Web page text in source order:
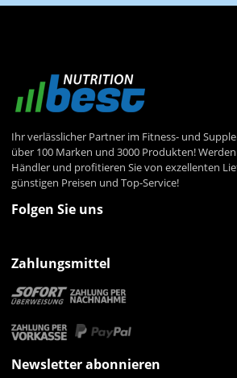
Ihr verlässlicher Partner im Fitness- und
über 100 Marken und 3000 Produkten!
Händler und profitieren Sie von exzellenten
günstigen Preisen und Top-Service!
Folgen Sie uns
Zahlungsmittel
Newsletter abonnieren